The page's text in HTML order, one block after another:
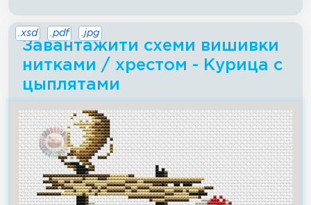
Завантажити схеми вишивки
нитками / хрестом - Курица с
цыплятами
.xsd .pdf .jpg